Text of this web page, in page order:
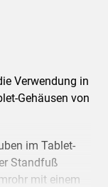
Verwendung in
Gehäusen von
im Tablet-
Standfuß
mit einem